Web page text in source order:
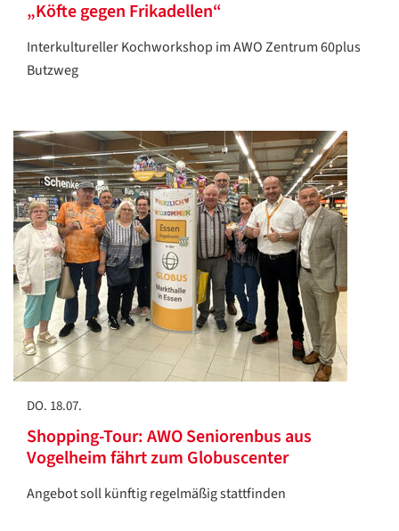
„Köfte gegen Frikadellen“
Interkultureller Kochworkshop im AWO Zentrum 60plus
Butzweg
DO. 18.07.
Shopping-Tour: AWO Seniorenbus aus
Vogelheim fährt zum Globuscenter
Angebot soll künftig regelmäßig stattfinden